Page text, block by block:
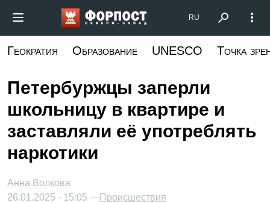
основному
Форпост Северо-Запад
RU
Геократия Образование UNESCO Точка
Петербуржцы заперли
школьницу в квартире и
заставляли её употреблять
наркотики
Анна Волкова
26.01.2025 - 15:05 —Происшествия